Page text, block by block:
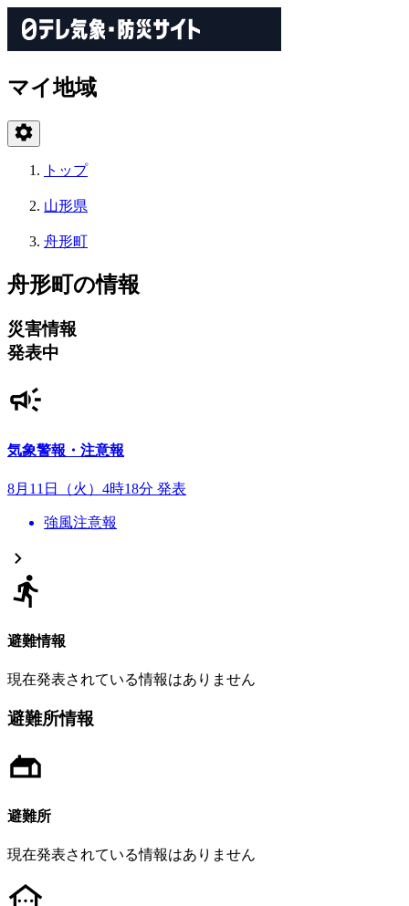
マイ地域
トップ
山形県
舟形町
舟形町の情報
災害情報
発表中
気象警報・注意報
8月11日（火）4時18分 発表
強風注意報
避難情報
現在発表されている情報はありません
避難所情報
避難所
現在発表されている情報はありません